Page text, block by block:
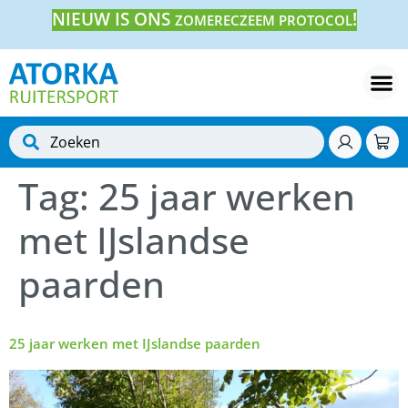
NIEUW IS ONS ZOMERECZEEM PROTOCOL!
Tag: 25 jaar werken
met IJslandse
paarden
25 jaar werken met IJslandse paarden